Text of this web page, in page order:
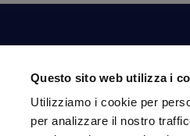
Questo sito web utilizza i
Utilizziamo i cookie per
per analizzare il nostro